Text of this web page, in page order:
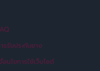
รรับประกันยาง
อนไขการใช้เว็บไซต์